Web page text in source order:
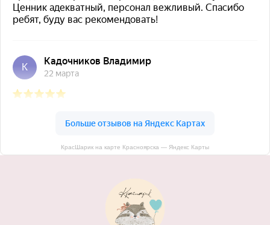
КрасШарик на карте Красноярска — Яндекс Карты